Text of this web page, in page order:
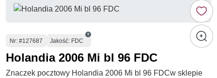
Numer
Nr: #127687 Jakość: FDC
Holandia 2006 Mi bl 96 FDC
Znaczek pocztowy Holandia 2006 Mi bl 96 FDCw sklepie